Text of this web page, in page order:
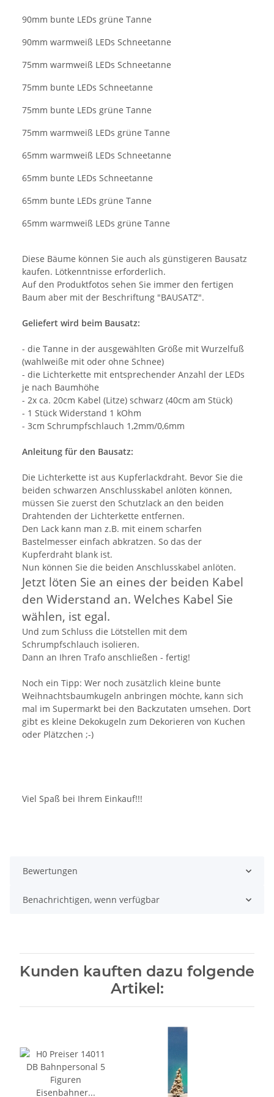
90mm bunte LEDs grüne Tanne
90mm warmweiß LEDs Schneetanne
75mm warmweiß LEDs Schneetanne
75mm bunte LEDs Schneetanne
75mm bunte LEDs grüne Tanne
75mm warmweiß LEDs grüne Tanne
65mm warmweiß LEDs Schneetanne
65mm bunte LEDs Schneetanne
65mm bunte LEDs grüne Tanne
65mm warmweiß LEDs grüne Tanne
Diese Bäume können Sie auch als günstigeren Bausatz
kaufen. Lötkenntnisse erforderlich.
Auf den Produktfotos sehen Sie immer den fertigen
Baum aber mit der Beschriftung "BAUSATZ".
Geliefert wird beim Bausatz:
- die Tanne in der ausgewählten Größe mit Wurzelfuß
(wahlweiße mit oder ohne Schnee)
- die Lichterkette mit entsprechender Anzahl der LEDs
je nach Baumhöhe
- 2x ca. 20cm Kabel (Litze) schwarz (40cm am Stück)
- 1 Stück Widerstand 1 kOhm
- 3cm Schrumpfschlauch 1,2mm/0,6mm
Anleitung für den Bausatz:
Die Lichterkette ist aus Kupferlackdraht. Bevor Sie die
beiden schwarzen Anschlusskabel anlöten können,
müssen Sie zuerst den Schutzlack an den beiden
Drahtenden der Lichterkette entfernen.
Den Lack kann man z.B. mit einem scharfen
Bastelmesser einfach abkratzen. So das der
Kupferdraht blank ist.
Nun können Sie die beiden Anschlusskabel anlöten.
Jetzt löten Sie an eines der beiden Kabel
den Widerstand an. Welches Kabel Sie
wählen, ist egal.
Und zum Schluss die Lötstellen mit dem
Schrumpfschlauch isolieren.
Dann an Ihren Trafo anschließen - fertig!
Noch ein Tipp: Wer noch zusätzlich kleine bunte
Weihnachtsbaumkugeln anbringen möchte, kann sich
mal im Supermarkt bei den Backzutaten umsehen. Dort
gibt es kleine Dekokugeln zum Dekorieren von Kuchen
oder Plätzchen ;-)
Viel Spaß bei Ihrem Einkauf!!!
Bewertungen
Benachrichtigen, wenn verfügbar
Kunden kauften dazu folgende
Artikel: